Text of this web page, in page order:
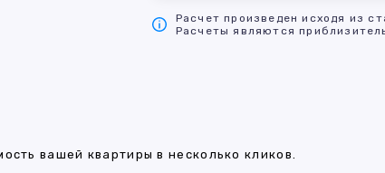
Расчет произведен исходя из
Расчеты являются
вашей квартиры в несколько кликов.